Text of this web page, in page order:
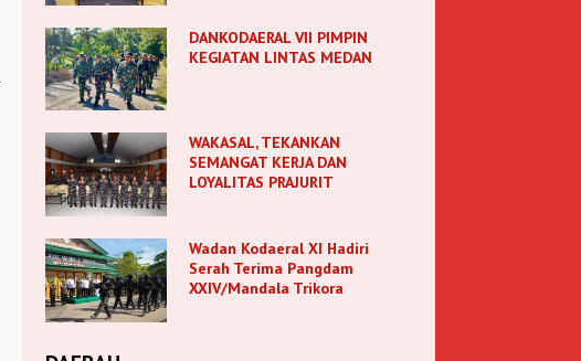
DANKODAERAL VII PIMPIN
KEGIATAN LINTAS MEDAN
WAKASAL, TEKANKAN
SEMANGAT KERJA DAN
LOYALITAS PRAJURIT
Wadan Kodaeral XI Hadiri
Serah Terima Pangdam
XXIV/Mandala Trikora